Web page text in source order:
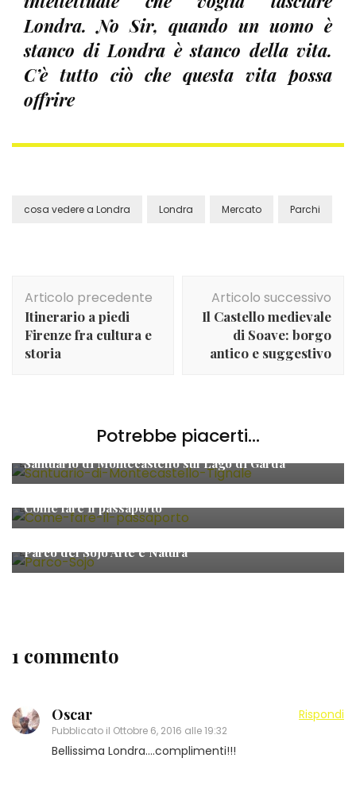
Londra. No Sir, quando un uomo è
stanco di Londra è stanco della vita.
C’è tutto ciò che questa vita possa
offrire
cosa vedere a Londra Londra Mercato Parchi
articolo
Articolo precedente
Itinerario a piedi
Firenze fra cultura e
storia
Articolo successivo
Il Castello medievale
di Soave: borgo
antico e suggestivo
Potrebbe piacerti...
Santuario di Montecastello sul Lago di Garda
Viaggi
Come fare il passaporto
Viaggi
Parco del Sojo Arte e Natura
1 commento
Oscar
Pubblicato il Ottobre 6, 2016 alle 19:32
Rispondi
Bellissima Londra….complimenti!!!